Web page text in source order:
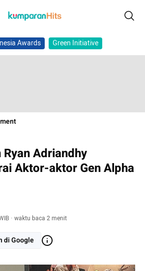
Awards Green Initiative
Adriandhy
Aktor-aktor Gen Alpha
· waktu baca 2 menit
di Google